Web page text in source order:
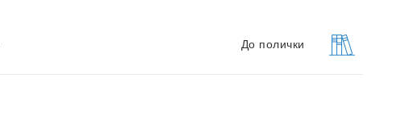
До полички